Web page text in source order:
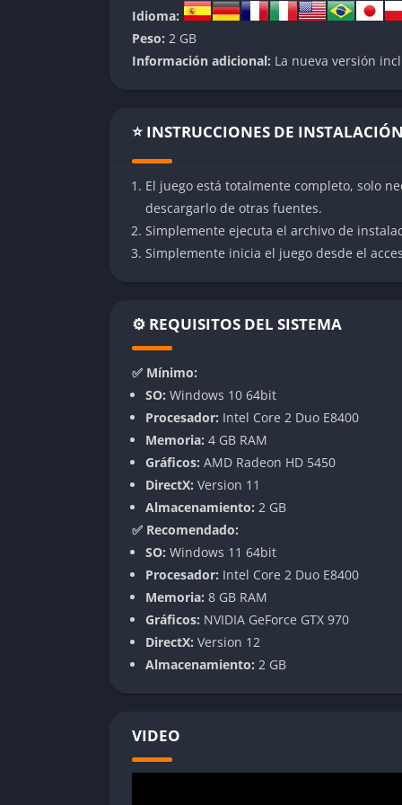
Progresión y niveles:A medida que los
habilidades y mejorar las estadísticas de
Controles intuitivos:El manejo del juego es
estrategia y la exploración.
Jugabilidad
hostil. La mecánica principal consiste en
nuevos desafíos, como enfrentarte a
juego requiere adaptabilidad, ya que
de juego.
jugadores. Ya sea cazando juntos o
experiencia.
Pros y Contras
✔️Pros
Gráficos atractivos:La calidad visual del
Diversidad de niveles:
Fácil de aprender: Ideal para jugadores
Multijugador emocionante:
❌ Contras
Limitaciones técnicas:Algunos usuarios
avanzados.
Contenido limitado: Aunque divertido,
Requisitos elevados:Para una
Feed and Grow: Fish es una excelente
Con su combinación de gráficos
Idioma:
Peso: 2 GB
Información adicional: La nueva versión
⭐ INSTRUCCIONES DE INSTALACIÓN
El juego está totalmente completo, solo
descargarlo de otras fuentes.
Simplemente ejecuta el archivo de
Simplemente inicia el juego desde el
⚙️ REQUISITOS DEL SISTEMA
✅ Mínimo:
SO: Windows 10 64bit
Procesador: Intel Core 2 Duo E8400
Memoria: 4 GB RAM
Gráficos: AMD Radeon HD 5450
DirectX: Version 11
Almacenamiento: 2 GB
✅ Recomendado:
SO: Windows 11 64bit
Procesador: Intel Core 2 Duo E8400
Memoria: 8 GB RAM
Gráficos: NVIDIA GeForce GTX 970
DirectX: Version 12
Almacenamiento: 2 GB
VIDEO